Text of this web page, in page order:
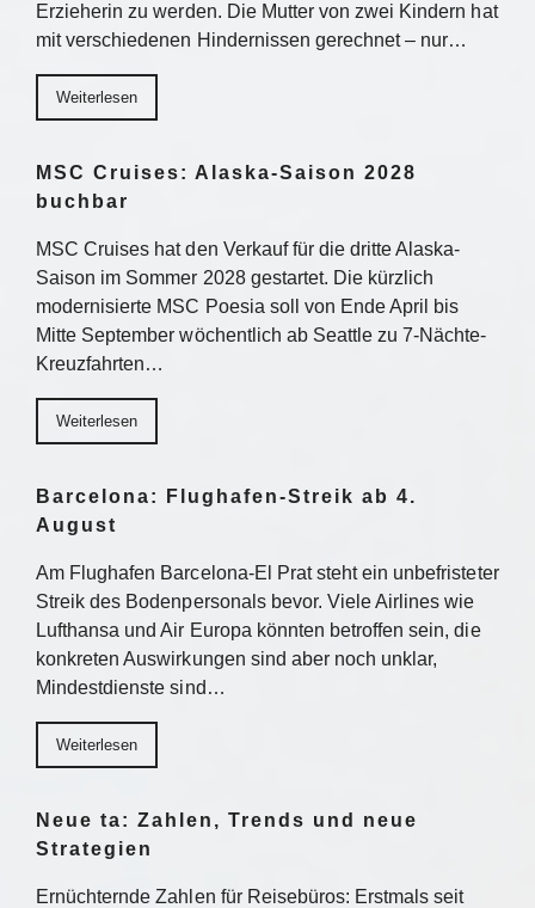
Erzieherin zu werden. Die Mutter von zwei Kindern hat
mit verschiedenen Hindernissen gerechnet – nur…
Weiterlesen
MSC Cruises: Alaska-Saison 2028
buchbar
MSC Cruises hat den Verkauf für die dritte Alaska-
Saison im Sommer 2028 gestartet. Die kürzlich
modernisierte MSC Poesia soll von Ende April bis
Mitte September wöchentlich ab Seattle zu 7-Nächte-
Kreuzfahrten…
Weiterlesen
Barcelona: Flughafen-Streik ab 4.
August
Am Flughafen Barcelona-El Prat steht ein unbefristeter
Streik des Bodenpersonals bevor. Viele Airlines wie
Lufthansa und Air Europa könnten betroffen sein, die
konkreten Auswirkungen sind aber noch unklar,
Mindestdienste sind…
Weiterlesen
Neue ta: Zahlen, Trends und neue
Strategien
Ernüchternde Zahlen für Reisebüros: Erstmals seit